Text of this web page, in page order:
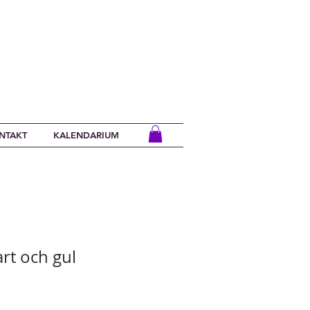
KALENDARIUM
och gul